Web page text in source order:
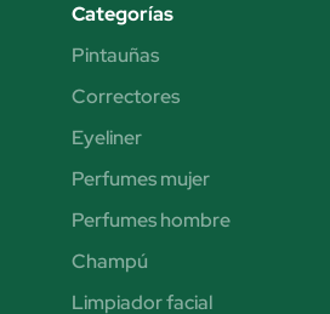
Categorías
Pintauñas
Correctores
Eyeliner
Perfumes mujer
Perfumes hombre
Champú
Limpiador facial